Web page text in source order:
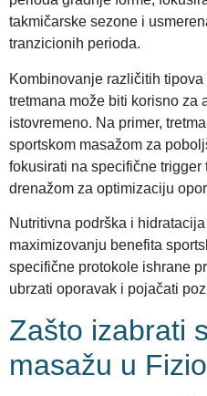
takmičarske sezone i
tranzicionih perioda.
Kombinovanje različitih
tretmana može biti korisno za
istovremeno. Na primer,
sportskom masažom za
fokusirati na specifične
drenažom za optimizaciju
Nutritivna podrška i
maximizovanju benefita
specifične protokole ishrane
ubrzati oporavak i pojačati
Zašto izabrati
masažu u